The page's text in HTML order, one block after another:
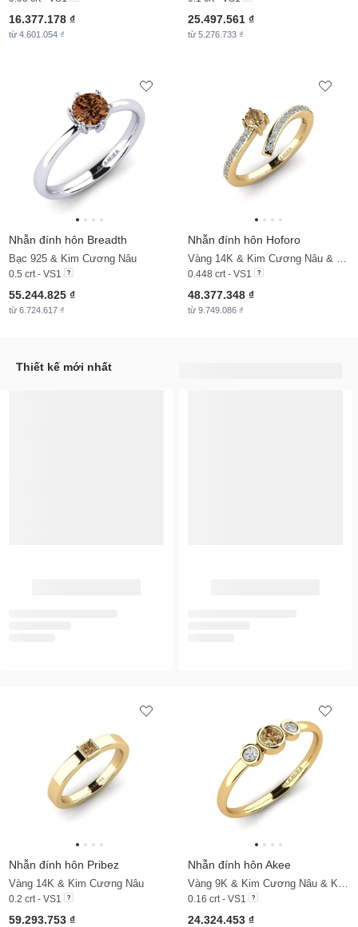
16.377.178 ₫
từ 4.601.054 ₫
25.497.561 ₫
từ 5.276.733 ₫
Nhẫn đính hôn Breadth
Bạc 925 & Kim Cương Nâu
0.5 crt - VS1
55.244.825 ₫
từ 6.724.617 ₫
Nhẫn đính hôn Hoforo
0.448 crt - VS1
48.377.348 ₫
từ 9.749.086 ₫
Thiết kế mới nhất
Nhẫn đính hôn Pribez
Vàng 14K & Kim Cương Nâu
0.2 crt - VS1
59.293.753 ₫
Nhẫn đính hôn Akee
0.16 crt - VS1
24.324.453 ₫